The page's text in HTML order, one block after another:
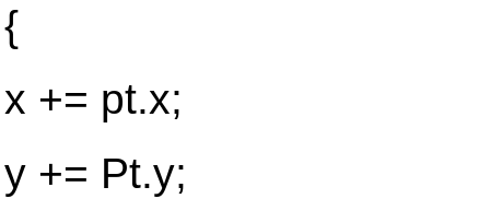
{
x += pt.x;
y += Pt.y;